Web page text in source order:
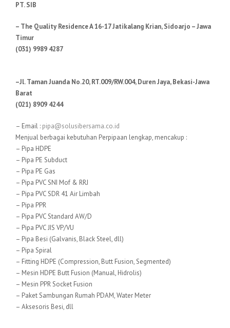
PT. SIB
– The Quality Residence A 16-17 Jatikalang Krian, Sidoarjo – Jawa
Timur
(031) 9989 4287
–Jl. Taman Juanda No.20, RT.009/RW.004, Duren Jaya, Bekasi-Jawa
Barat
(021) 8909 4244
– Email : pipa@solusibersama.co.id
Menjual berbagai kebutuhan Perpipaan lengkap, mencakup :
– Pipa HDPE
– Pipa PE Subduct
– Pipa PE Gas
– Pipa PVC SNI Mof & RRJ
– Pipa PVC SDR 41 Air Limbah
– Pipa PPR
– Pipa PVC Standard AW/D
– Pipa PVC JIS VP/VU
– Pipa Besi (Galvanis, Black Steel, dll)
– Pipa Spiral
– Fitting HDPE (Compression, Butt Fusion, Segmented)
– Mesin HDPE Butt Fusion (Manual, Hidrolis)
– Mesin PPR Socket Fusion
– Paket Sambungan Rumah PDAM, Water Meter
– Aksesoris Besi, dll